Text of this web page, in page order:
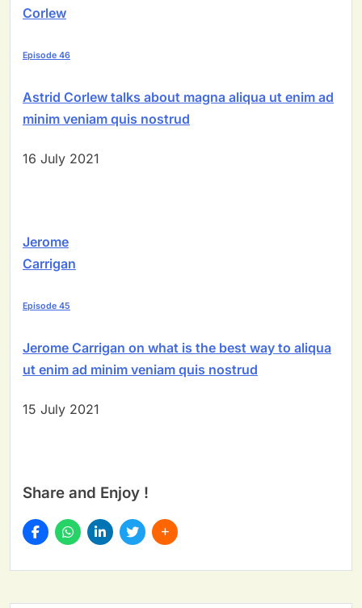
Corlew
Episode 46
Astrid Corlew talks about magna aliqua ut enim ad
minim veniam quis nostrud
16 July 2021
Jerome
Carrigan
Episode 45
Jerome Carrigan on what is the best way to aliqua
ut enim ad minim veniam quis nostrud
15 July 2021
Share and Enjoy !